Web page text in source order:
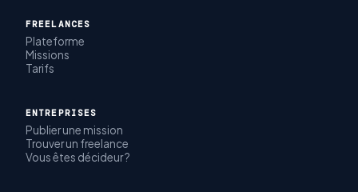
FREELANCES
Plateforme
Missions
Tarifs
ENTREPRISES
Publier une mission
Trouver un freelance
Vous êtes décideur ?